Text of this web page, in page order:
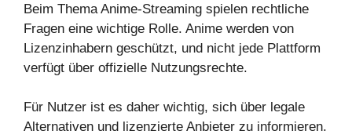
Beim Thema Anime-Streaming spielen rechtliche
Fragen eine wichtige Rolle. Anime werden von
Lizenzinhabern geschützt, und nicht jede Plattform
verfügt über offizielle Nutzungsrechte.
Für Nutzer ist es daher wichtig, sich über legale
Alternativen und lizenzierte Anbieter zu informieren.